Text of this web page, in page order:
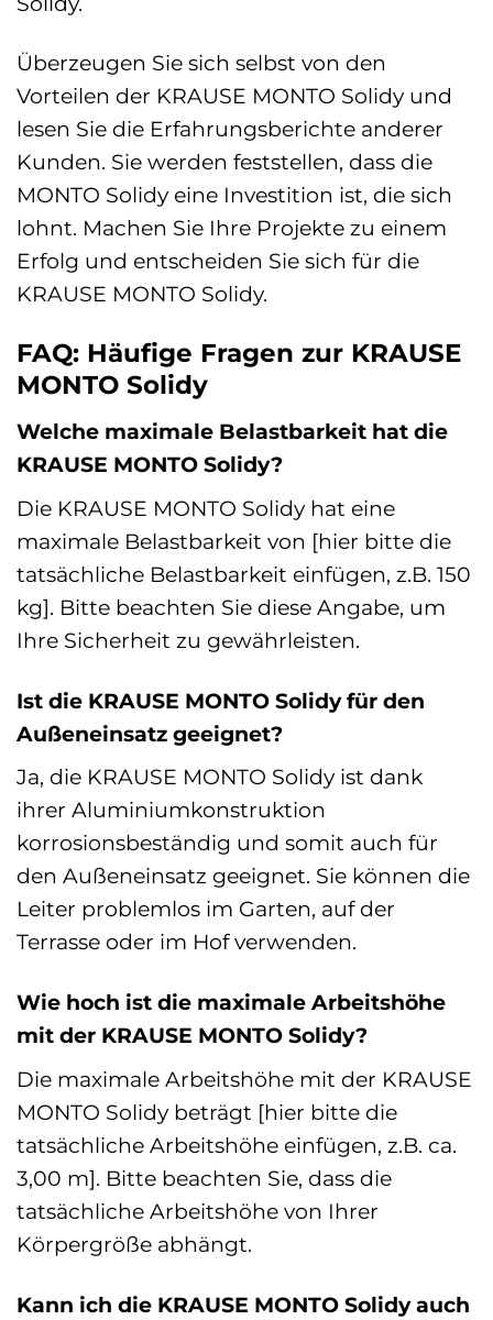
Überzeugen Sie sich selbst von den
Vorteilen der KRAUSE MONTO Solidy und
lesen Sie die Erfahrungsberichte anderer
Kunden. Sie werden feststellen, dass die
MONTO Solidy eine Investition ist, die sich
lohnt. Machen Sie Ihre Projekte zu einem
Erfolg und entscheiden Sie sich für die
KRAUSE MONTO Solidy.
FAQ: Häufige Fragen zur KRAUSE
MONTO Solidy
Welche maximale Belastbarkeit hat die
KRAUSE MONTO Solidy?
Die KRAUSE MONTO Solidy hat eine
maximale Belastbarkeit von [hier bitte die
tatsächliche Belastbarkeit einfügen, z.B. 150
kg]. Bitte beachten Sie diese Angabe, um
Ihre Sicherheit zu gewährleisten.
Ist die KRAUSE MONTO Solidy für den
Außeneinsatz geeignet?
Ja, die KRAUSE MONTO Solidy ist dank
ihrer Aluminiumkonstruktion
korrosionsbeständig und somit auch für
den Außeneinsatz geeignet. Sie können die
Leiter problemlos im Garten, auf der
Terrasse oder im Hof verwenden.
Wie hoch ist die maximale Arbeitshöhe
mit der KRAUSE MONTO Solidy?
Die maximale Arbeitshöhe mit der KRAUSE
MONTO Solidy beträgt [hier bitte die
tatsächliche Arbeitshöhe einfügen, z.B. ca.
3,00 m]. Bitte beachten Sie, dass die
tatsächliche Arbeitshöhe von Ihrer
Körpergröße abhängt.
Kann ich die KRAUSE MONTO Solidy auch